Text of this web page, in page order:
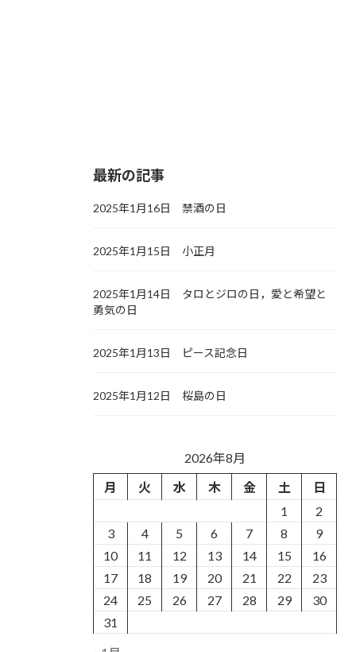
最新の記事
2025年1月16日 禁酒の日
2025年1月15日 小正月
2025年1月14日 タロとジロの日，愛と希望と
勇気の日
2025年1月13日 ピース記念日
2025年1月12日 桜島の日
2026年8月
月
火 水 木 金 土
日
1
2
3
4 5 6 7 8
9
10
11 12 13 14 15
16
17
18 19 20 21 22
23
24
25 26 27 28 29
30
31